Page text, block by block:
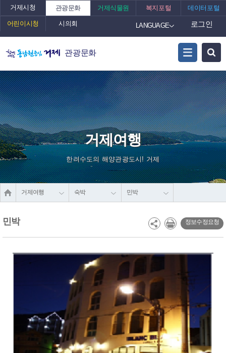
거제시청 관광문화 거제식물원 복지포털 데이터포털
어린이시청 시의회 LANGUAGE 로그인
관광문화
거제여행
한려수도의 해양관광도시! 거제
거제여행 숙박 민박
민박 정보수정요청